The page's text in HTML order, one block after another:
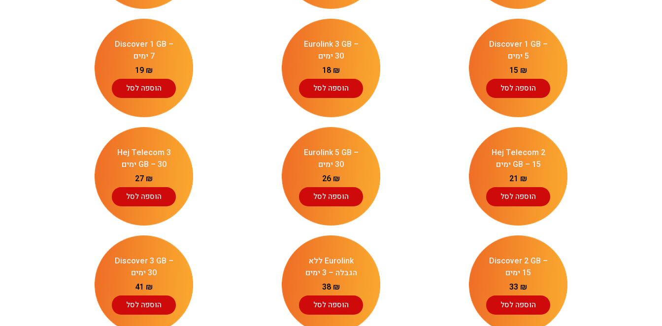
Discover 1 GB –
5 ימים
15 ₪
הוספה לסל
Eurolink 3 GB –
30 ימים
18 ₪
הוספה לסל
Discover 1 GB –
7 ימים
19 ₪
הוספה לסל
Hej Telecom 2
GB – 15 ימים
21 ₪
הוספה לסל
Eurolink 5 GB –
30 ימים
26 ₪
הוספה לסל
Hej Telecom 3
GB – 30 ימים
27 ₪
הוספה לסל
Discover 2 GB –
15 ימים
33 ₪
הוספה לסל
Eurolink ללא
הגבלה – 3 ימים
38 ₪
הוספה לסל
Discover 3 GB –
30 ימים
41 ₪
הוספה לסל